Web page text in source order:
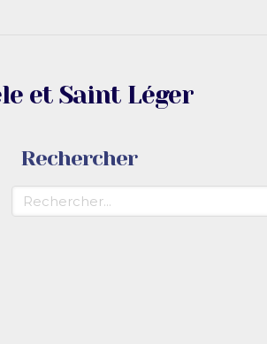
et Saint Léger
Rechercher
Rechercher